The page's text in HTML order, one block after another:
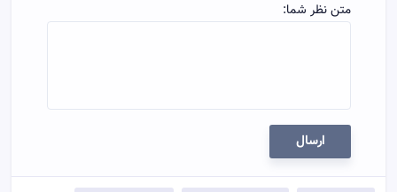
متن نظر شما:
ارسال